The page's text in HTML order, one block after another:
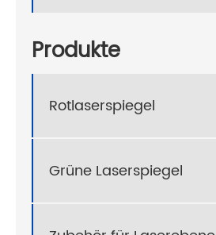
Produkte
Rotlaserspiegel
Grüne Laserspiegel